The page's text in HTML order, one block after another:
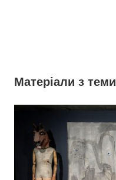
Матеріали з теми